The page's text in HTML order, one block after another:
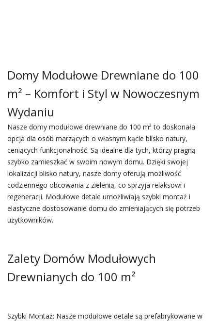
Domy Modułowe Drewniane do 100
m² – Komfort i Styl w Nowoczesnym
Wydaniu
Nasze domy modułowe drewniane do 100 m² to doskonała
opcja dla osób marzących o własnym kącie blisko natury,
ceniących funkcjonalność. Są idealne dla tych, którzy pragną
szybko zamieszkać w swoim nowym domu. Dzięki swojej
lokalizacji blisko natury, nasze domy oferują możliwość
codziennego obcowania z zielenią, co sprzyja relaksowi i
regeneracji. Modułowe detale umożliwiają szybki montaż i
elastyczne dostosowanie domu do zmieniających się potrzeb
użytkowników.
Zalety Domów Modułowych
Drewnianych do 100 m²
Szybki Montaż: Nasze modułowe detale są prefabrykowane w